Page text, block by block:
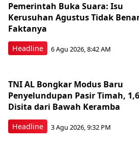
Headline
Pemerintah Buka Suara: Isu
Kerusuhan Agustus Tidak
Faktanya
6 Agu 2026, 8:42 AM
Headline
TNI AL Bongkar Modus Baru
Penyelundupan Pasir Timah,
Disita dari Bawah Keramba
3 Agu 2026, 9:32 PM